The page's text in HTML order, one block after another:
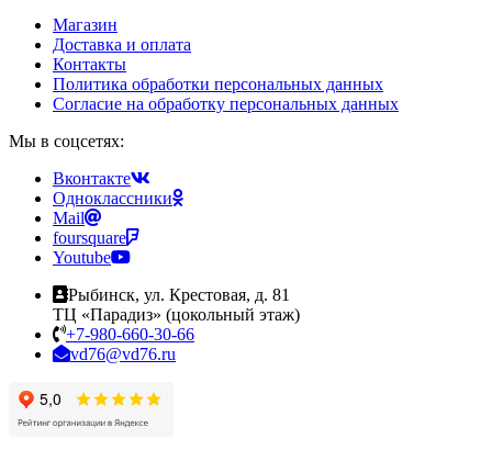
Магазин
Доставка и оплата
Контакты
Политика обработки персональных данных
Согласие на обработку персональных данных
Мы в соцсетях:
Вконтакте
Одноклассники
Mail
foursquare
Youtube
Рыбинск, ул. Крестовая, д. 81
ТЦ «Парадиз» (цокольный этаж)
+7-980-660-30-66
vd76@vd76.ru